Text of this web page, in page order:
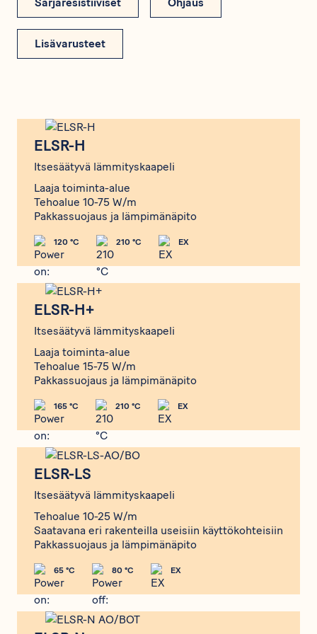
Lisävarusteet
ELSR-H
Itsesäätyvä lämmityskaapeli
Laaja toiminta-alue
Tehoalue 10-75 W/m
Pakkassuojaus ja lämpimänäpito
120 °C 210 °C EX
ELSR-H
ELSR-H+
Itsesäätyvä lämmityskaapeli
Laaja toiminta-alue
Tehoalue 15-75 W/m
Pakkassuojaus ja lämpimänäpito
165 °C 210 °C EX
ELSR-H+
ELSR-LS
Itsesäätyvä lämmityskaapeli
Tehoalue 10-25 W/m
Saatavana eri rakenteilla useisiin käyttökohteisiin
Pakkassuojaus ja lämpimänäpito
65 °C 80 °C EX
ELSR-LS
ELSR-N